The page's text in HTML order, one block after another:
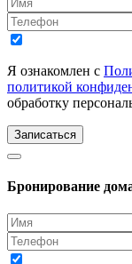
Я ознакомлен с
политикой
обработку
Записаться
Бронирование